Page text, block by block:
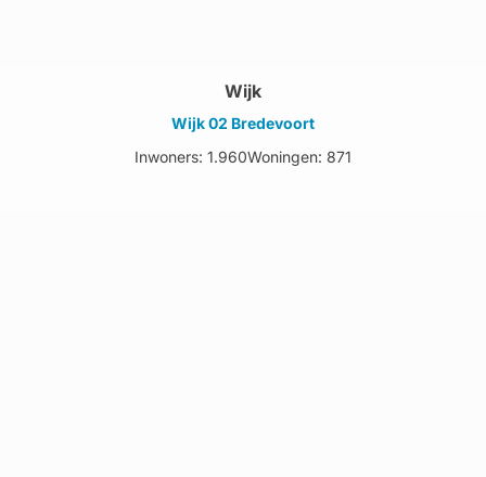
Wijk
Wijk 02 Bredevoort
Inwoners: 1.960Woningen: 871